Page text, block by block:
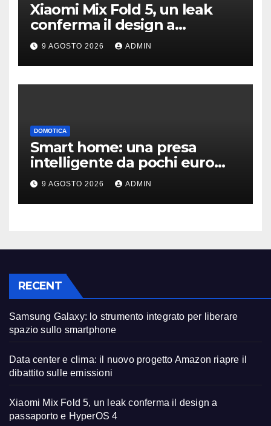
Xiaomi Mix Fold 5, un leak
conferma il design a
passaporto e HyperOS 4
9 AGOSTO 2026 ADMIN
DOMOTICA
Smart home: una presa
intelligente da pochi euro
può fare la differenza
9 AGOSTO 2026 ADMIN
RECENT
Samsung Galaxy: lo strumento integrato per liberare
spazio sullo smartphone
Data center e clima: il nuovo progetto Amazon riapre il
dibattito sulle emissioni
Xiaomi Mix Fold 5, un leak conferma il design a
passaporto e HyperOS 4